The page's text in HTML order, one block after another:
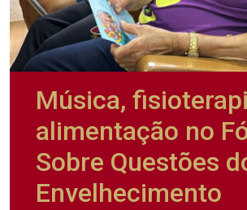
Música,
alimentação no
Sobre Questões
Envelhecimento